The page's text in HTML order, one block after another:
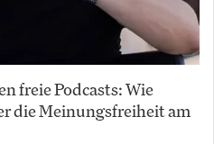
freie Podcasts: Wie
die Meinungsfreiheit am